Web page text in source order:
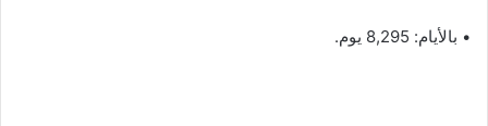
• بالأيام: 8,295 يوم.